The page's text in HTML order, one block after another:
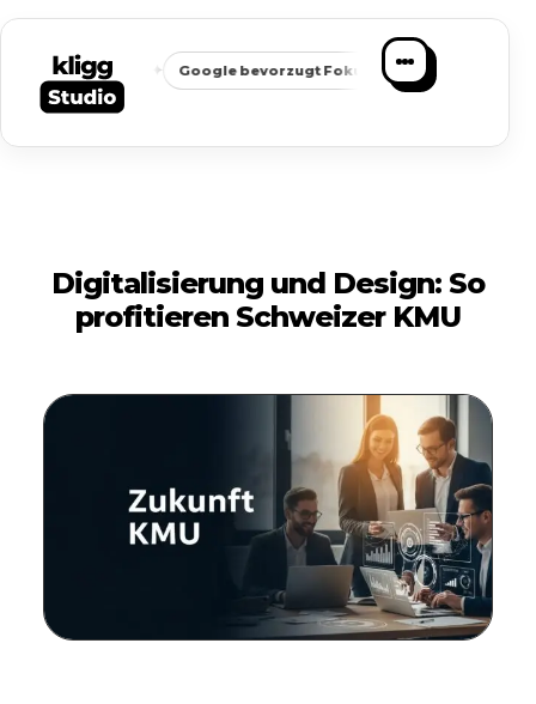
✦ Google bevorzugt Fokus ✦ Passende Anfragen
Digitalisierung und Design: So
profitieren Schweizer KMU